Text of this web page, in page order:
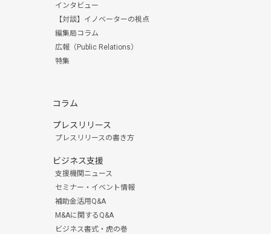
インタビュー
【対談】イノベーターの視点
編集局コラム
広報（Public Relations）
特集
コラム
プレスリリース
プレスリリースの書き方
ビジネス支援
支援機関ニュース
セミナー・イベント情報
補助金活用Q&A
M&Aに関するQ&A
ビジネス書式・虎の巻